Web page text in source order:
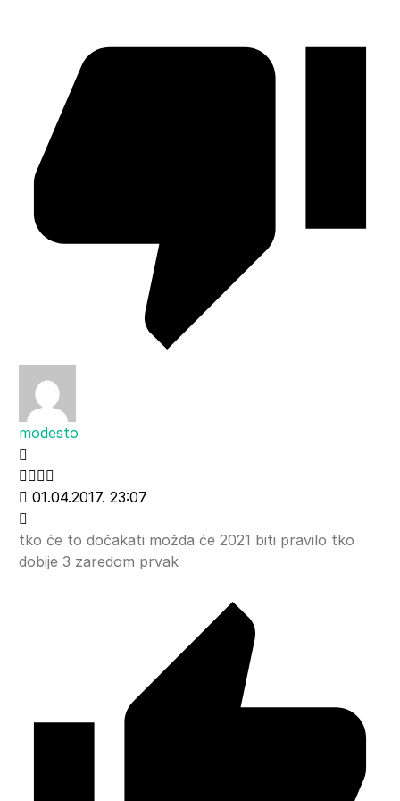
modesto
01.04.2017. 23:07
tko će to dočakati možda će 2021 biti pravilo tko
dobije 3 zaredom prvak